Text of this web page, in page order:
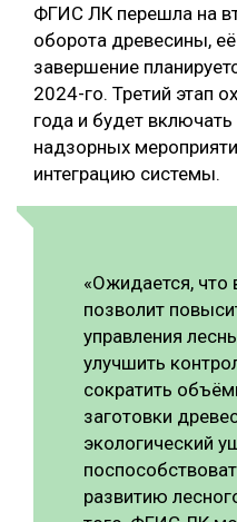
ФГИС ЛК перешла на
оборота древесины,
завершение
2024-го. Третий этап
года и будет
надзорных
интеграцию системы.
«Ожидается,
позволит
управления
улучшить
сократить
заготовки
экологический
развитию